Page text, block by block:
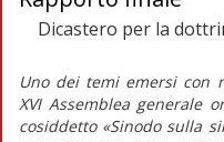
Dicastero per la
Uno dei temi emersi con
XVI Assemblea generale
cosiddetto «Sinodo sulla